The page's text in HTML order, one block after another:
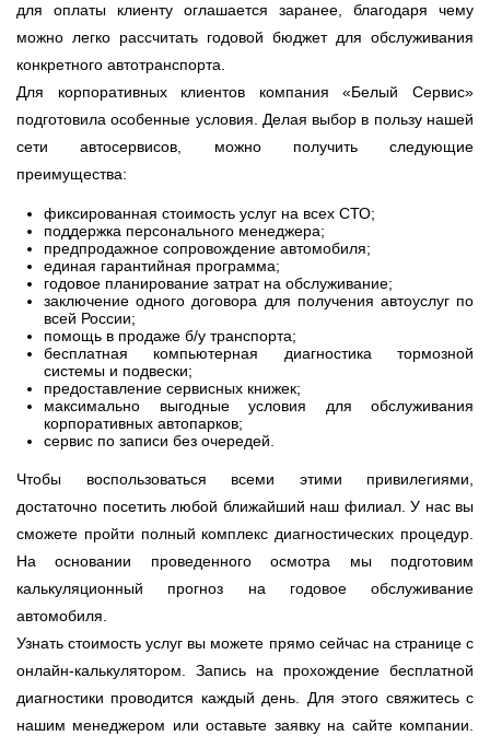
для оплаты клиенту оглашается заранее, благодаря чему
можно легко рассчитать годовой бюджет для обслуживания
конкретного автотранспорта.
Для корпоративных клиентов компания «Белый Сервис»
подготовила особенные условия. Делая выбор в пользу нашей
сети автосервисов, можно получить следующие
преимущества:
фиксированная стоимость услуг на всех СТО;
поддержка персонального менеджера;
предпродажное сопровождение автомобиля;
единая гарантийная программа;
годовое планирование затрат на обслуживание;
заключение одного договора для получения автоуслуг по
всей России;
помощь в продаже б/у транспорта;
бесплатная компьютерная диагностика тормозной
системы и подвески;
предоставление сервисных книжек;
максимально выгодные условия для обслуживания
корпоративных автопарков;
сервис по записи без очередей.
Чтобы воспользоваться всеми этими привилегиями,
достаточно посетить любой ближайший наш филиал. У нас вы
сможете пройти полный комплекс диагностических процедур.
На основании проведенного осмотра мы подготовим
калькуляционный прогноз на годовое обслуживание
автомобиля.
Узнать стоимость услуг вы можете прямо сейчас на странице с
онлайн-калькулятором. Запись на прохождение бесплатной
диагностики проводится каждый день. Для этого свяжитесь с
нашим менеджером или оставьте заявку на сайте компании.